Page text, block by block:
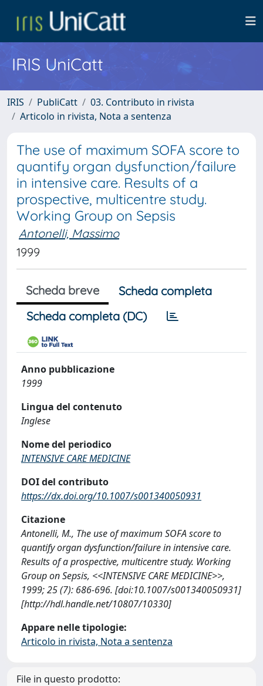
IRIS UniCatt
IRIS PubliCatt
03. Contributo in rivista
Articolo in rivista, Nota a sentenza
The use of maximum SOFA score to
quantify organ dysfunction/failure
in intensive care. Results of a
prospective, multicentre study.
Working Group on Sepsis
Antonelli, Massimo
1999
Scheda breve
Scheda completa
Scheda completa (DC)
Anno pubblicazione
1999
Lingua del contenuto
Inglese
Nome del periodico
INTENSIVE CARE MEDICINE
DOI del contributo
https://dx.doi.org/10.1007/s001340050931
Citazione
Antonelli, M., The use of maximum SOFA score to
quantify organ dysfunction/failure in intensive care.
Results of a prospective, multicentre study. Working
Group on Sepsis, <<INTENSIVE CARE MEDICINE>>,
1999; 25 (7): 686-696. [doi:10.1007/s001340050931]
[http://hdl.handle.net/10807/10330]
Appare nelle tipologie:
Articolo in rivista, Nota a sentenza
File in questo prodotto: